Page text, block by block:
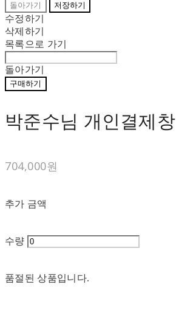
돌아가기 저장하기
수정하기
삭제하기
목록으로 가기
돌아가기
구매하기
박준수님 개인결제창
704,000원
추가 금액
수량
품절된 상품입니다.